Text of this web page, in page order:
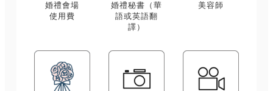
婚禮會場
使用費
婚禮秘書（華
語或英語翻
譯）
美容師